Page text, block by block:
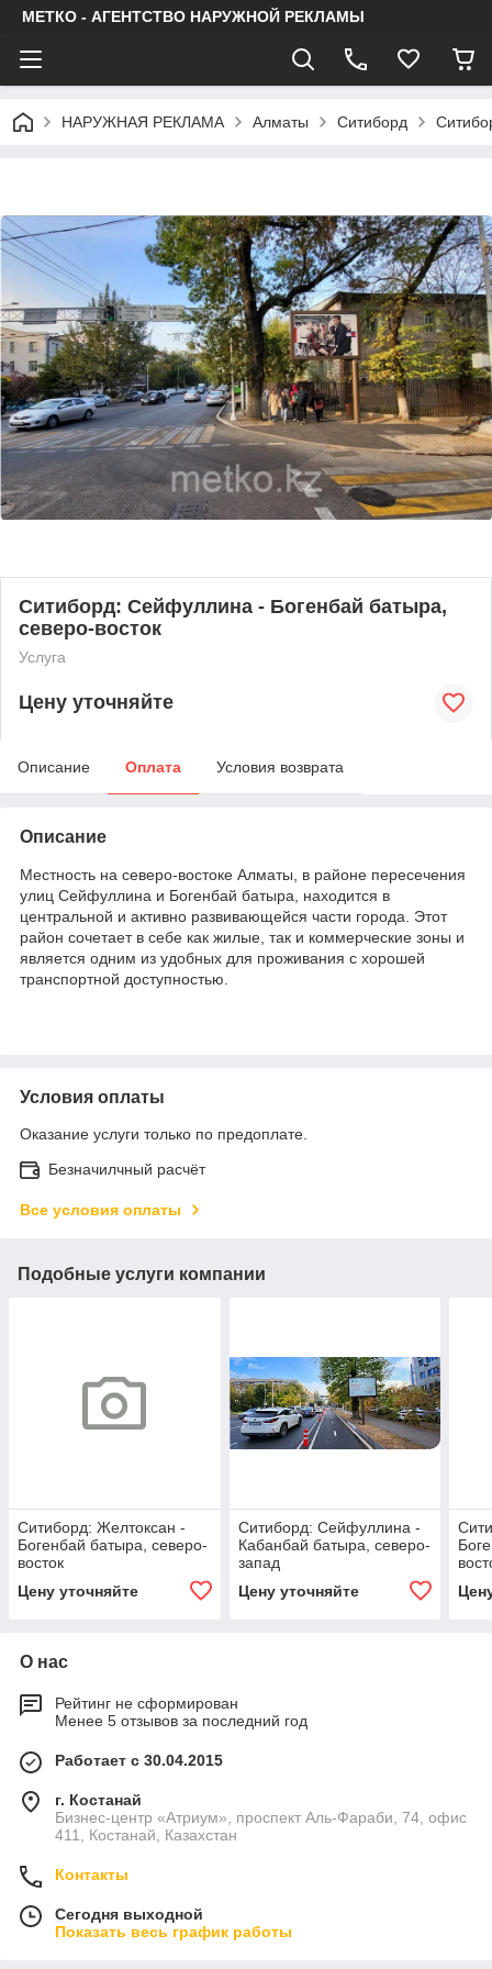
МЕТКО - АГЕНТСТВО НАРУЖНОЙ РЕКЛАМЫ
НАРУЖНАЯ РЕКЛАМА Алматы Ситиборд
Ситиборд: Сейфуллина - Богенбай батыра,
северо-восток
Услуга
Цену уточняйте
Описание Оплата Условия возврата
Описание
Местность на северо-востоке Алматы, в районе пересечения
улиц Сейфуллина и Богенбай батыра, находится в
центральной и активно развивающейся части города. Этот
район сочетает в себе как жилые, так и коммерческие зоны и
является одним из удобных для проживания с хорошей
транспортной доступностью.
Условия оплаты
Оказание услуги только по предоплате.
Безначилчный расчёт
Все условия оплаты
Подобные услуги компании
Ситиборд: Желтоксан -
Богенбай батыра, северо-
восток
Цену уточняйте
Ситиборд: Сейфуллина -
Кабанбай батыра, северо-
запад
Цену уточняйте
О нас
Рейтинг не сформирован
Менее 5 отзывов за последний год
Работает с 30.04.2015
г. Костанай
Бизнес-центр «Атриум», проспект Аль-Фараби, 74, офис
411, Костанай, Казахстан
Контакты
Сегодня выходной
Показать весь график работы